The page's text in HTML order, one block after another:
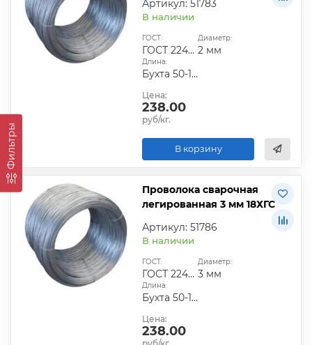
Фильтры
Артикул: 51783
В наличии
ГОСТ:
ГОСТ 2246-70
Диаметр:
2 мм
Длина:
Бухта 50-100 кг
Цена:
238.00
руб/кг.
В корзину
Проволока сварочная
легированная 3 мм 18ХГС
Артикул: 51786
В наличии
ГОСТ:
ГОСТ 2246-70
Диаметр:
3 мм
Длина:
Бухта 50-100 кг
Цена:
238.00